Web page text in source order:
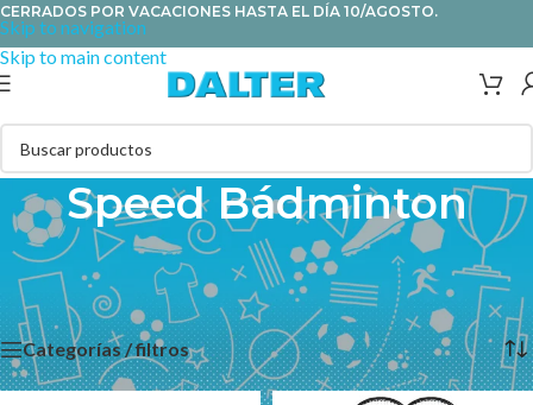
Skip to navigation
Skip to main content
CERRADOS POR VACACIONES HASTA EL DÍA 10/AGOSTO.
Speed Bádminton
Una combinación de bádminton y tenis a gran velocidad,
disponibles raquetas y volantes de speed bádminton.
Categorías / filtros